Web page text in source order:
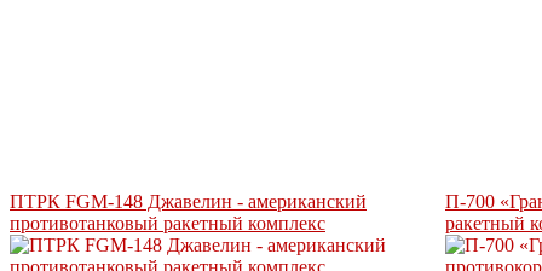
ПТРК FGM-148 Джавелин - американский
противотанковый ракетный комплекс
П-700
ракетный